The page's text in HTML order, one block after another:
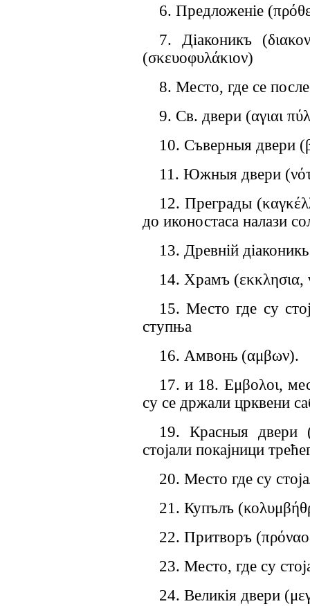
6. Предложенiе (
7. Дiаконикъ (
(σκευοφυλάκιον)
8. Место, где се
9. Св. двери (αγιαι
10. Съверныя двери (
11. Южныя двери (
12. Преграды
до иконостаса налази
13. Древнiйдiаконикь
14. Храмъ (εκκλησια,
15. Место где су
ступња
16. Амвонь (αμβων).
17. и 18. Εμβολοι,
су се држали црквени
19. Красныя двери
стојали покајници
20. Место где су
21. Купълъ (
22. Притворъ (
23. Место, где су
24. Великiя двери (